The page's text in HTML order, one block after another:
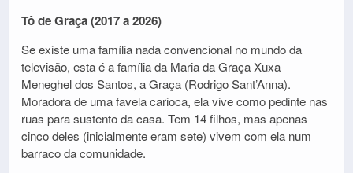
Tô de Graça (2017 a 2026)
Se existe uma família nada convencional no mundo da
televisão, esta é a família da Maria da Graça Xuxa
Meneghel dos Santos, a Graça (Rodrigo Sant’Anna).
Moradora de uma favela carioca, ela vive como pedinte nas
ruas para sustento da casa. Tem 14 filhos, mas apenas
cinco deles (inicialmente eram sete) vivem com ela num
barraco da comunidade.